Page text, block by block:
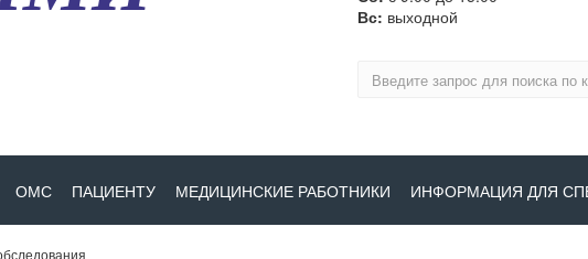
Вс: выходной
ОМС ПАЦИЕНТУ МЕДИЦИНСКИЕ РАБОТНИКИ ИНФОРМАЦИЯ ДЛЯ